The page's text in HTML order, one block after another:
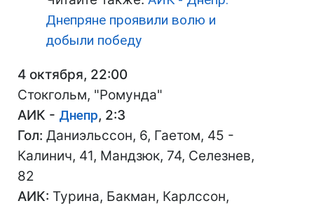
Днепряне проявили волю и
добыли победу
4 октября, 22:00
Стокгольм, "Ромунда"
АИК - Днепр, 2:3
Гол: Даниэльссон, 6, Гаетом, 45 -
Калинич, 41, Мандзюк, 74, Селезнев,
82
АИК: Турина, Бакман, Карлссон,